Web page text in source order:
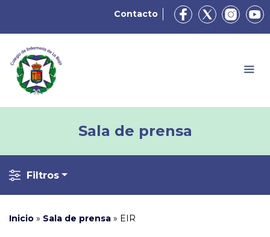
Contacto
Sala de prensa
Filtros
Inicio » Sala de prensa » EIR